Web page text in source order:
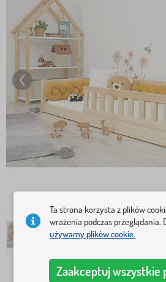
Wymiar łóżka
Ta strona korzysta z plików
wrażenia podczas przeglądania.
używamy plików cookie.
Zaakceptuj wszystkie